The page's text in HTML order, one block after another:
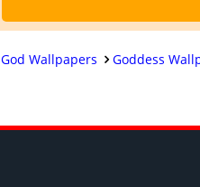
God Wallpapers Goddess